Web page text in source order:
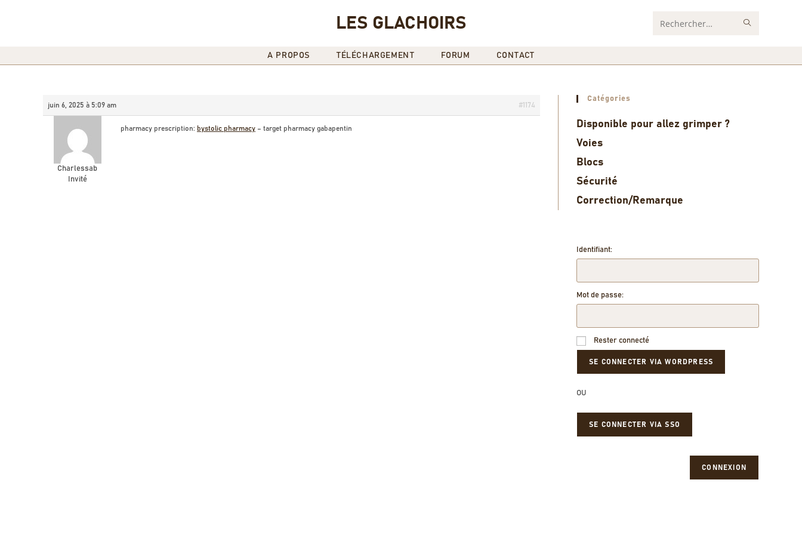
LES GLACHOIRS Rechercher
A PROPOS TÉLÉCHARGEMENT FORUM CONTACT
juin 6, 2025 à 5:09 am #1174
Charlessab
Invité
pharmacy prescription: bystolic pharmacy – target pharmacy gabapentin
Catégories
Disponible pour allez grimper ?
Voies
Blocs
Sécurité
Correction/Remarque
Identifiant:
Mot de passe:
Rester connecté
OU
SE CONNECTER VIA SSO
CONNEXION